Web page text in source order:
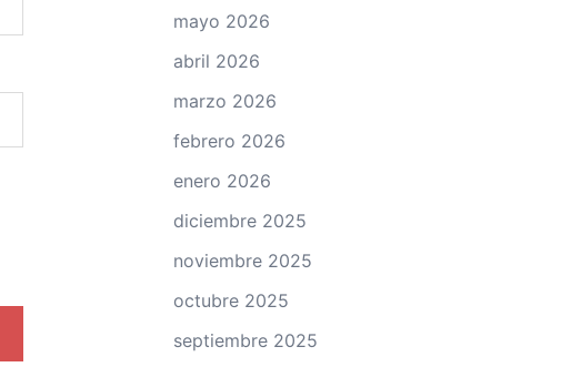
mayo 2026
abril 2026
marzo 2026
febrero 2026
enero 2026
diciembre 2025
noviembre 2025
octubre 2025
septiembre 2025